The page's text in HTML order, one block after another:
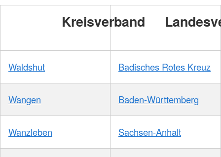
Kreisverband
Waldshut Badisches Rotes Kreuz
Wangen Baden-Württemberg
Wanzleben Sachsen-Anhalt
DRKS